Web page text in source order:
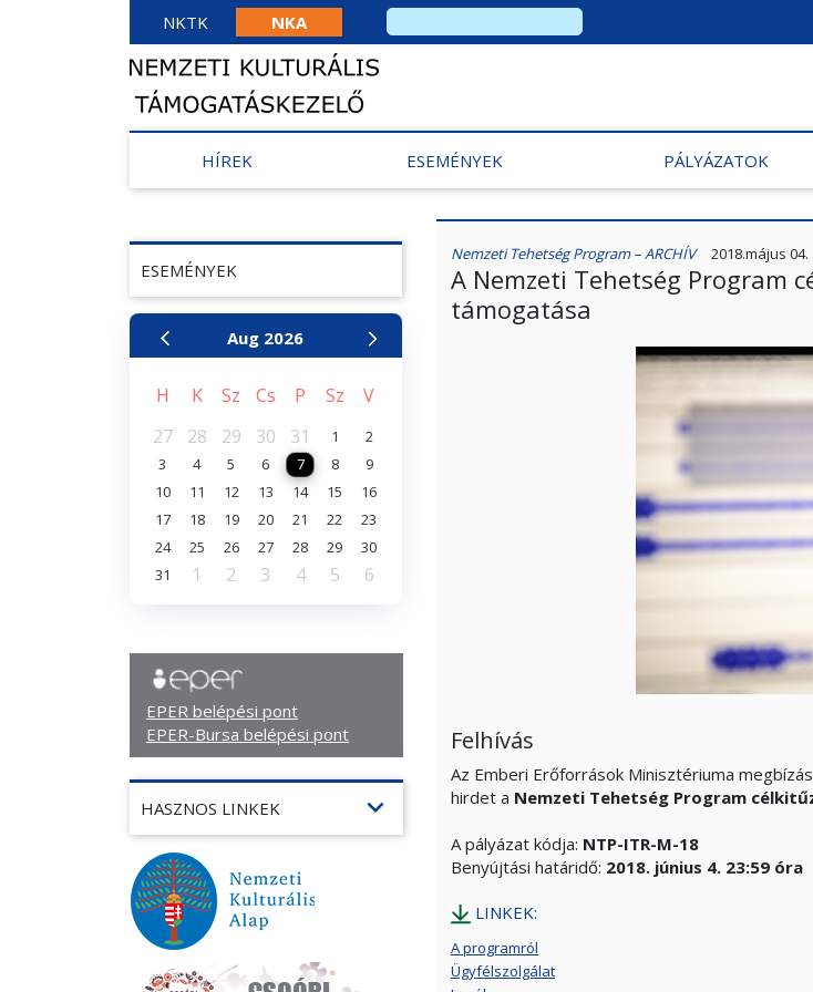
NKTK NKA
HÍREK ESEMÉNYEK PÁLYÁZATOK
ESEMÉNYEK
Aug 2026
H K Sz Cs P Sz
V
27
28 29 30 31 1
2
3
4 5 6 7 8
9
10
11 12 13 14 15
16
17
18 19 20 21 22
23
24
25 26 27 28 29
30
31
1 2 3 4 5 6
EPER belépési pont
EPER-Bursa belépési pont
HASZNOS LINKEK expand_more
Nemzeti Tehetség Program – ARCHÍV 2018.május 04.
A Nemzeti Tehetség Program
támogatása
Felhívás
Az Emberi Erőforrások Minisztériuma
hirdet a Nemzeti Tehetség Program
A pályázat kódja: NTP-ITR-M-18
Benyújtási határidő: 2018. június 4. 23:59 óra
LINKEK:
A programról
Ügyfélszolgálat